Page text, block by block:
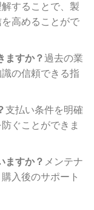
することで、製
高めることがで
ますか？過去の業
の信頼できる指
支払い条件を明確
ぐことができま
ますか？ メンテナ
入後のサポート